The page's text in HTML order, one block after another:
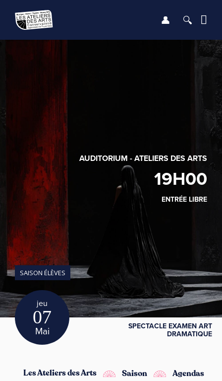
LES ENSEIGNEMENTS
SAISON
INFOS PRATIQUES
Se
jeu
07
Mai
SAISON ÉLÈVES
SPECTACLE EXAMEN ART
DRAMATIQUE
AUDITORIUM - ATELIERS DES ARTS
19H00
ENTRÉE LIBRE
Les Ateliers des Arts Saison
Agendas